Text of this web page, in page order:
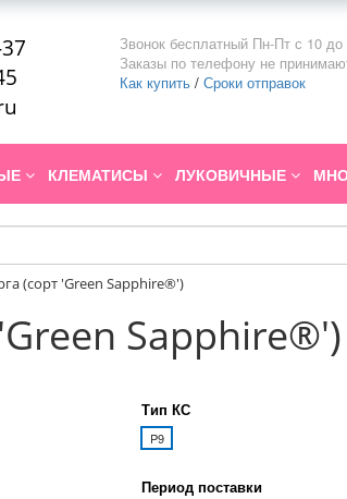
Звонок бесплатный Пн-Пт с 10 до
Заказы по телефону не
Как купить / Сроки отправок
КЛЕМАТИСЫ ЛУКОВИЧНЫЕ
(сорт 'Green Sapphire®')
Sapphire®')
Тип КС
P9
Период поставки